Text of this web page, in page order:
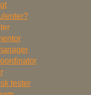
tester